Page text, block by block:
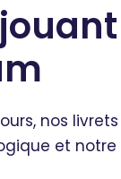
nos livrets
et notre